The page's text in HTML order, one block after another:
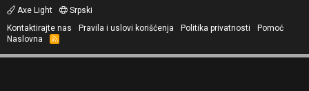
Axe Light
Srpski
Kontaktirajte nas
Pravila i uslovi korišćenja Politika privatnosti
Pomoć
Naslovna
R
S